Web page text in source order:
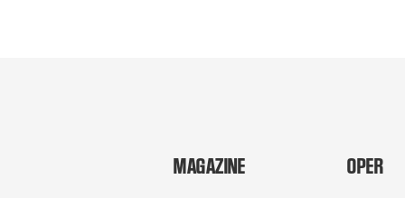
MAGAZINE
OPER